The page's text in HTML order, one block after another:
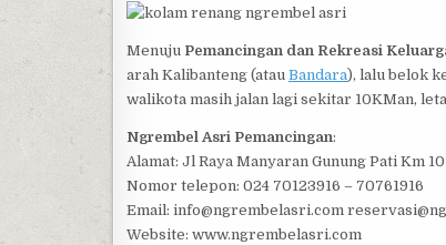
Menuju Pemancingan dan Rekreasi
arah Kalibanteng (atau Bandara), lalu belok
walikota masih jalan lagi sekitar 10KMan,
Ngrembel Asri Pemancingan:
Alamat: Jl Raya Manyaran Gunung Pati Km
Nomor telepon: 024 70123916 – 70761916
Email: info@ngrembelasri.com
Website: www.ngrembelasri.com